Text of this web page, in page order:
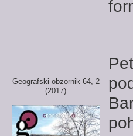
Geografski obzornik 64, 2
(2017)